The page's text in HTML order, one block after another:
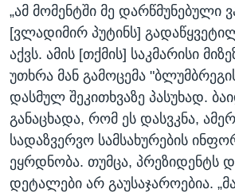
„ამ მომენტში მე დარწმუნებული
[ვლადიმირ პუტინს]
აქვს. ამის [თქმის] საკმარისი
უთხრა მან გამოცემა
დასმულ შეკითხვაზე პასუხად.
განაცხადა, რომ ეს დასვკნა,
სადაზვერვო სამსახურების
ეყრდნობა. თუმცა, პრეზიდენტს
დეტალები არ გაუსაჯაროებია.